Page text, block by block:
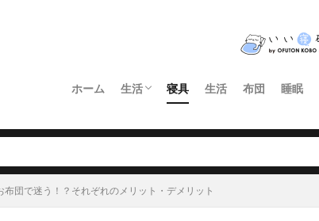
ホーム 生活 寝具 生活 布団 睡眠
布団で迷う！？それぞれのメリット・デメリット